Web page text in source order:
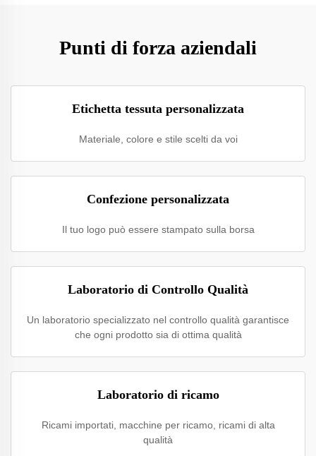
Punti di forza aziendali
Etichetta tessuta personalizzata
Materiale, colore e stile scelti da voi
Confezione personalizzata
Il tuo logo può essere stampato sulla borsa
Laboratorio di Controllo Qualità
Un laboratorio specializzato nel controllo qualità garantisce
che ogni prodotto sia di ottima qualità
Laboratorio di ricamo
Ricami importati, macchine per ricamo, ricami di alta
qualità